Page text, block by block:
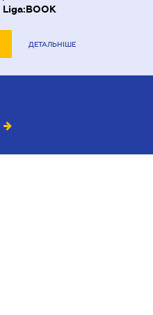
Liga:BOOK
ДЕТАЛЬНІШЕ